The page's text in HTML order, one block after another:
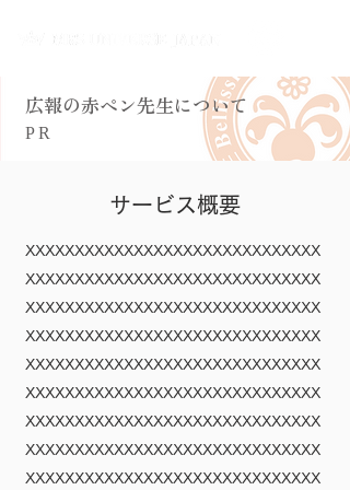
広報の赤ペン先生について
PR
サービス概要
XXXXXXXXXXXXXXXXXXXXXXXXXXXXXX
XXXXXXXXXXXXXXXXXXXXXXXXXXXXXX
XXXXXXXXXXXXXXXXXXXXXXXXXXXXXX
XXXXXXXXXXXXXXXXXXXXXXXXXXXXXX
XXXXXXXXXXXXXXXXXXXXXXXXXXXXXX
XXXXXXXXXXXXXXXXXXXXXXXXXXXXXX
XXXXXXXXXXXXXXXXXXXXXXXXXXXXXX
XXXXXXXXXXXXXXXXXXXXXXXXXXXXXX
XXXXXXXXXXXXXXXXXXXXXXXXXXXXXX